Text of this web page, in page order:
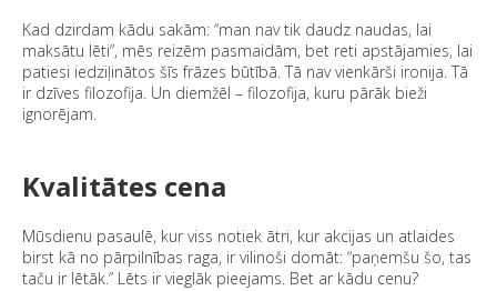
Kad dzirdam kādu sakām: “man nav tik daudz naudas, lai
maksātu lēti”, mēs reizēm pasmaidām, bet reti apstājamies, lai
patiesi iedziļinātos šīs frāzes būtībā. Tā nav vienkārši ironija. Tā
ir dzīves filozofija. Un diemžēl – filozofija, kuru pārāk bieži
ignorējam.
Kvalitātes cena
Mūsdienu pasaulē, kur viss notiek ātri, kur akcijas un atlaides
birst kā no pārpilnības raga, ir vilinoši domāt: “paņemšu šo, tas
taču ir lētāk.” Lēts ir vieglāk pieejams. Bet ar kādu cenu?